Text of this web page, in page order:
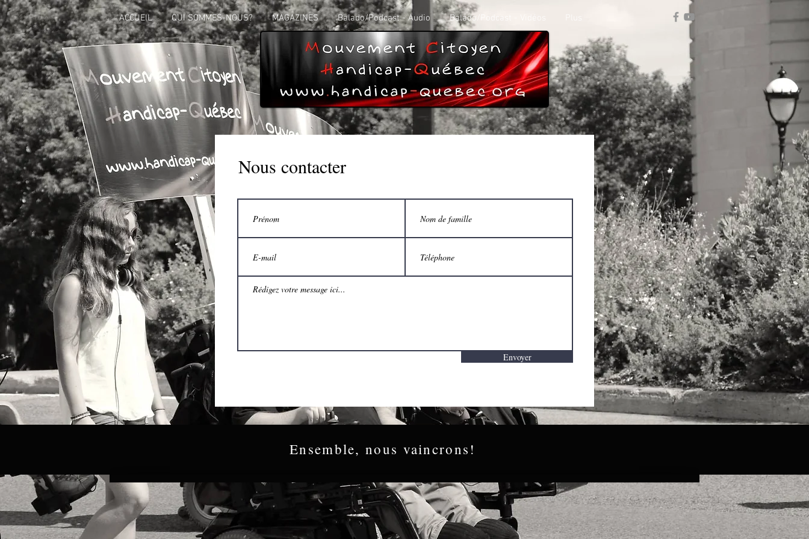
ACCUEIL QUI SOMMES-NOUS? MAGAZINES Balado/Podcast - Audio Balado/Podcast - Vidéos
Nous contacter
Envoyer
Ensemble, nous vaincrons!